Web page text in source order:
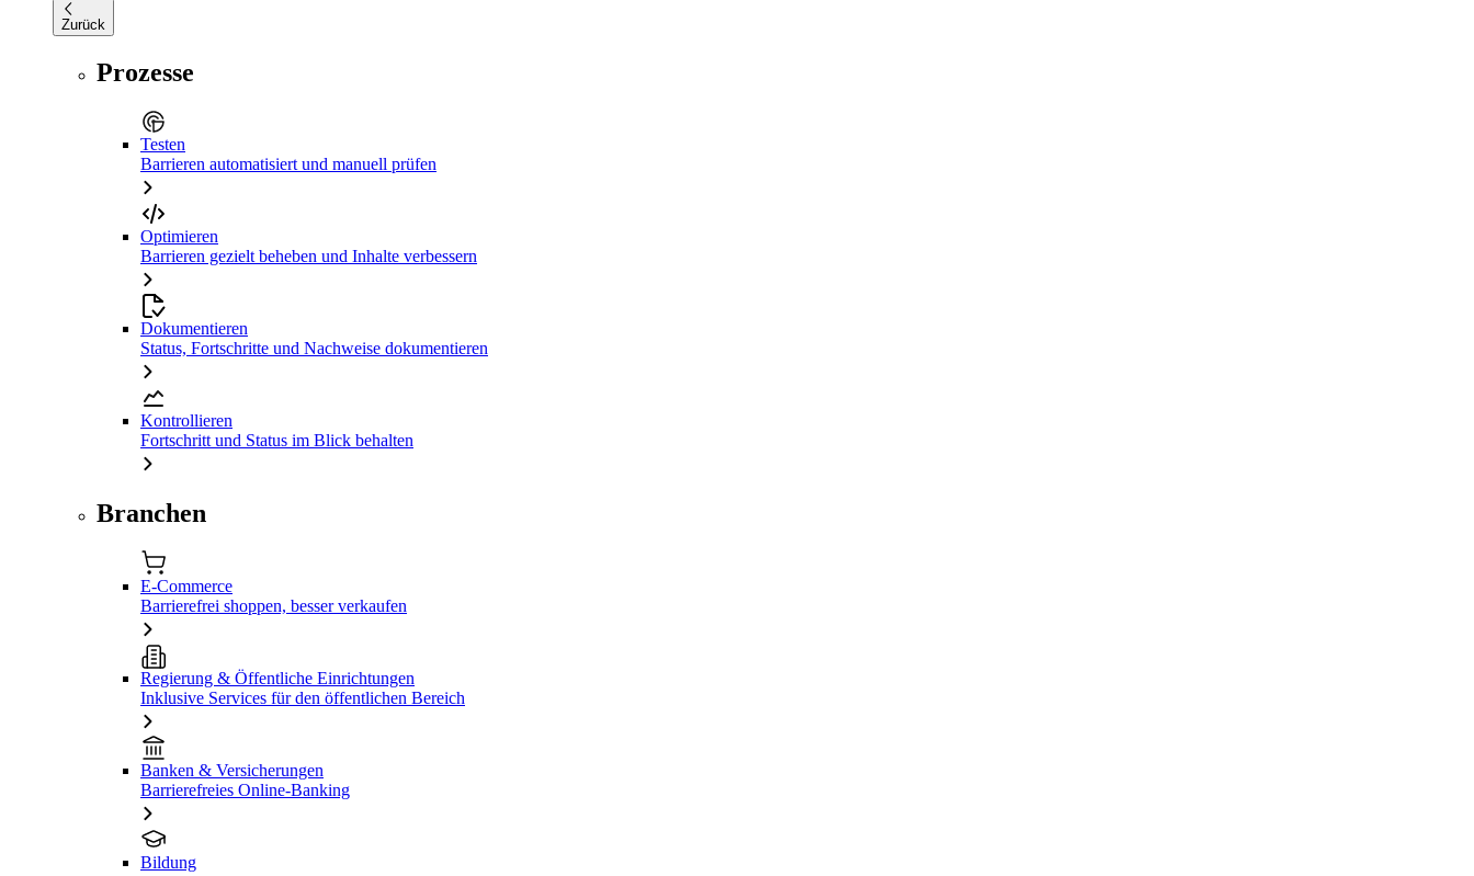
Zurück
Prozesse
Testen
Barrieren automatisiert und manuell prüfen
Optimieren
Barrieren gezielt beheben und Inhalte verbessern
Dokumentieren
Status, Fortschritte und Nachweise dokumentieren
Kontrollieren
Fortschritt und Status im Blick behalten
Branchen
E-Commerce
Barrierefrei shoppen, besser verkaufen
Regierung & Öffentliche Einrichtungen
Inklusive Services für den öffentlichen Bereich
Banken & Versicherungen
Barrierefreies Online-Banking
Bildung